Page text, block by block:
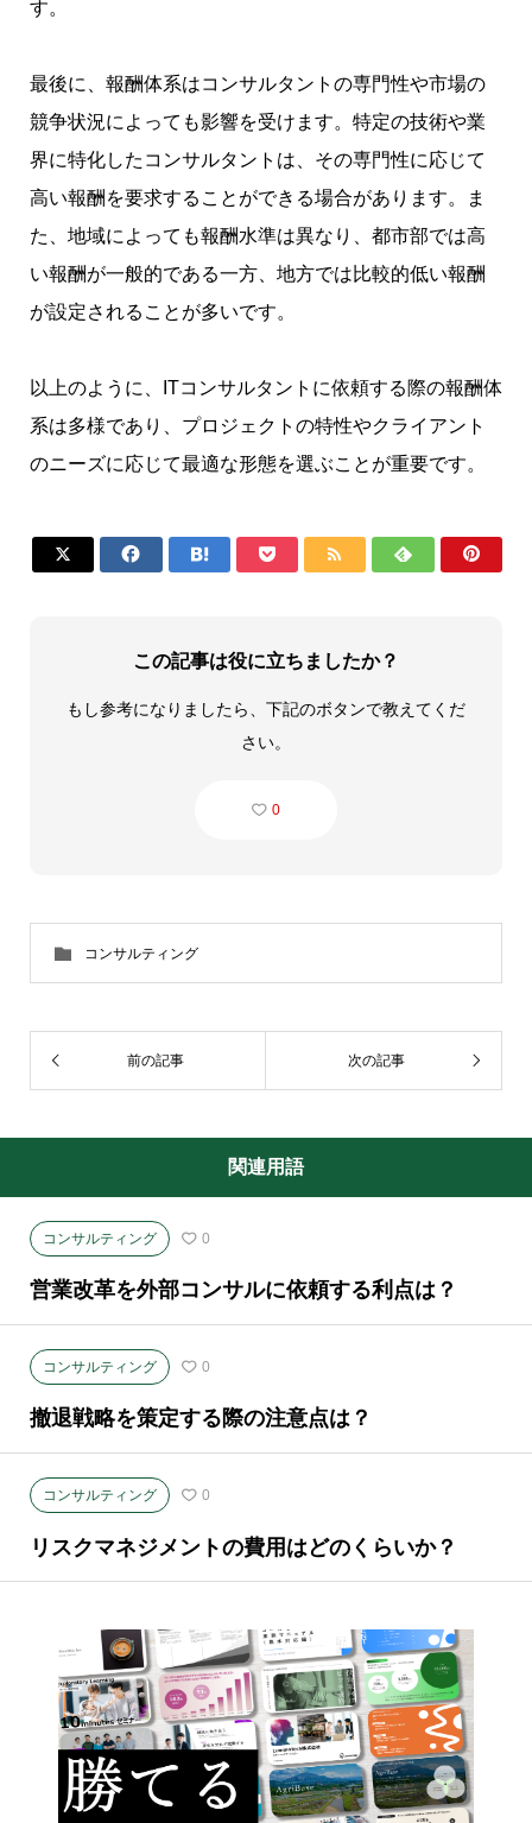
す。
最後に、報酬体系はコンサルタントの専門性や市場の
競争状況によっても影響を受けます。特定の技術や業
界に特化したコンサルタントは、その専門性に応じて
高い報酬を要求することができる場合があります。ま
た、地域によっても報酬水準は異なり、都市部では高
い報酬が一般的である一方、地方では比較的低い報酬
が設定されることが多いです。
以上のように、ITコンサルタントに依頼する際の報酬体
系は多様であり、プロジェクトの特性やクライアント
のニーズに応じて最適な形態を選ぶことが重要です。
      
この記事は役に立ちましたか？
もし参考になりましたら、下記のボタンで教えてくだ
さい。
0
コンサルティング
前の記事 次の記事
関連用語
コンサルティング 0
営業改革を外部コンサルに依頼する利点は？
コンサルティング 0
撤退戦略を策定する際の注意点は？
コンサルティング 0
リスクマネジメントの費用はどのくらいか？